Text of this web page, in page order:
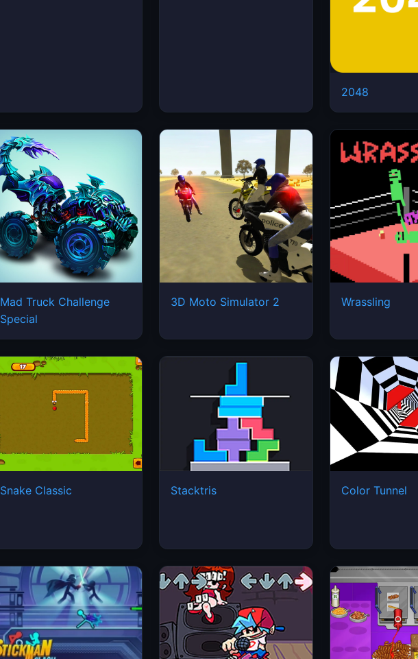
2048
Mad Truck Challenge
Special
3D Moto Simulator 2 Wrassling
Snake Classic Stacktris Color Tunnel